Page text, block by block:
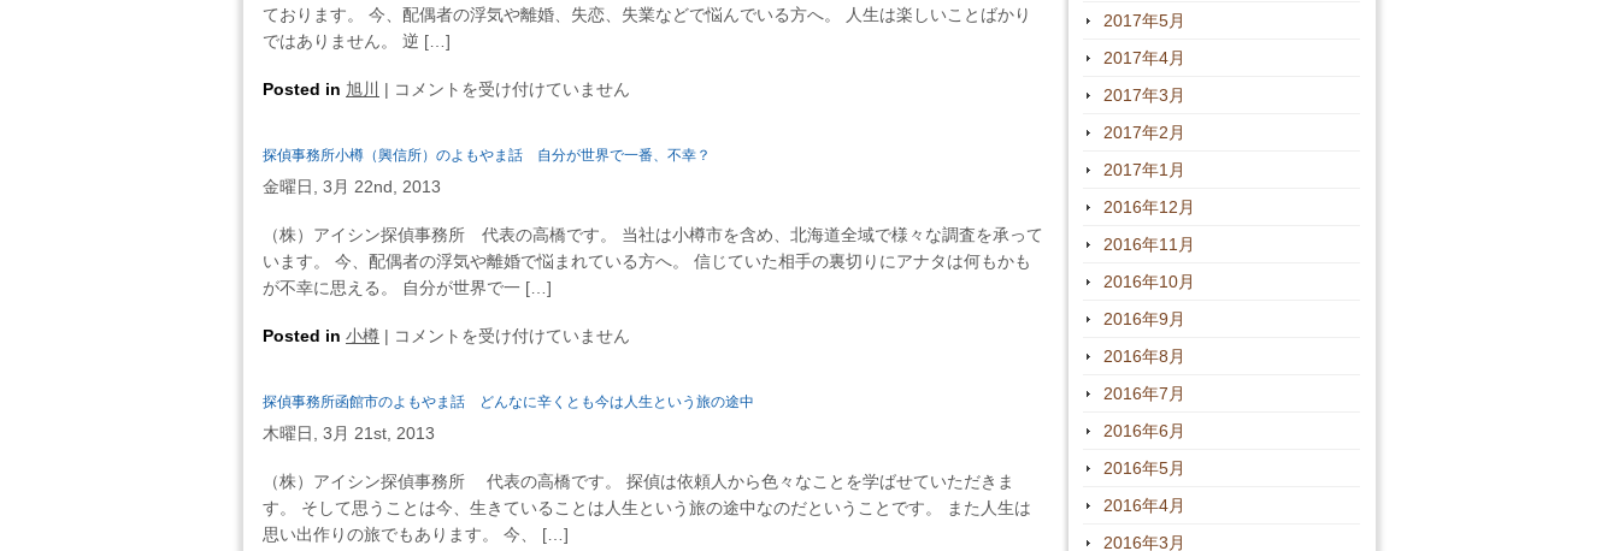
も
自
の
を
生
て
く
だ
さ
浮
気
題
「い
つ」
う
の
か・・・
（興
信
所）
も
や
話
で
き
ゃ
た
結
は
ております。 今、配偶者の浮気や離婚、失恋、失業などで悩んでいる方へ。 人生は楽しいことばかり
ではありません。 逆 […]
Posted in 旭川 | 探
務
所
川
（興
信
所）
も
や
話
今
の
コメントを受け付けていません
探偵事務所小樽（興信所）のよもやま話 自分が世界で一番、不幸？
金曜日, 3月 22nd, 2013
（株）アイシン探偵事務所 代表の高橋です。 当社は小樽市を含め、北海道全域で様々な調査を承って
います。 今、配偶者の浮気や離婚で悩まれている方へ。 信じていた相手の裏切りにアナタは何もかも
が不幸に思える。 自分が世界で一 […]
Posted in 小樽 | 探
務
所
樽
（興
信
コメントを受け付けていません
探偵事務所函館市のよもやま話 どんなに辛くとも今は人生という旅の途中
木曜日, 3月 21st, 2013
（株）アイシン探偵事務所 代表の高橋です。 探偵は依頼人から色々なことを学ばせていただきま
す。 そして思うことは今、生きていることは人生という旅の途中なのだということです。 また人生は
思い出作りの旅でもあります。 今、 […]
2017年5月
2017年4月
2017年3月
2017年2月
2017年1月
2016年12月
2016年11月
2016年10月
2016年9月
2016年8月
2016年7月
2016年6月
2016年5月
2016年4月
2016年3月